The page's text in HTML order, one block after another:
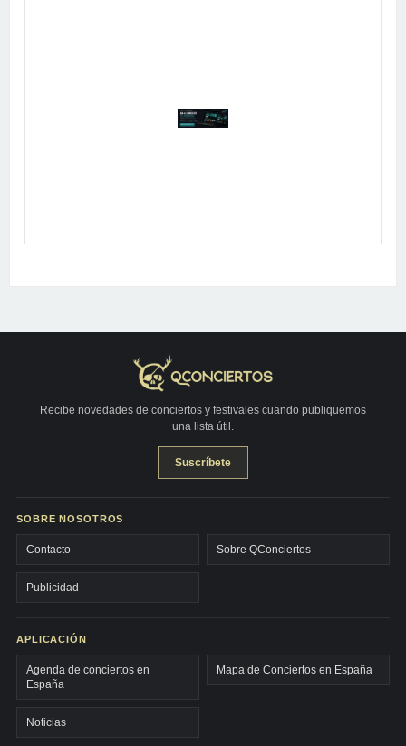
Publicidad
Recibe novedades de conciertos y festivales cuando publiquemos
una lista útil.
Suscríbete
SOBRE NOSOTROS
Contacto Sobre QConciertos
Publicidad
APLICACIÓN
Agenda de conciertos en
España
Mapa de Conciertos en España
Noticias